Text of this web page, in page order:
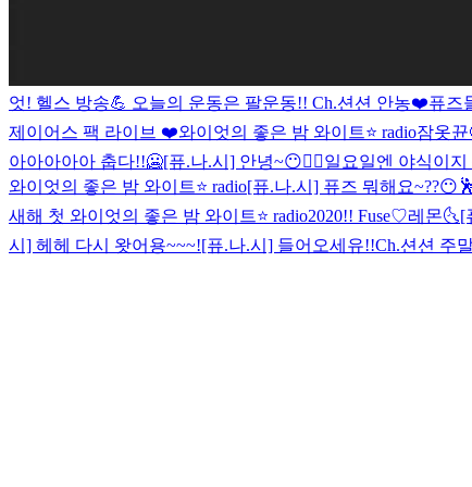
엇! 헬스 방송💪 오늘의 운동은 팔운동!! Ch.션션 안농❤️퓨즈
제이어스 팩 라이브 ❤️와이엇의 좋은 밤 와이트⭐️ radio잠옷
아아아아아 춥다!!🥶[퓨.나.시] 안녕~😶✌🏻일요일엔 야식이지
와이엇의 좋은 밤 와이트⭐️ radio[퓨.나.시] 퓨즈 뭐해요
새해 첫 와이엇의 좋은 밤 와이트⭐️ radio2020!! Fuse♡레몬🌜[
시] 헤헤 다시 왓어용~~~![퓨.나.시] 들어오세유!!Ch.션션 주